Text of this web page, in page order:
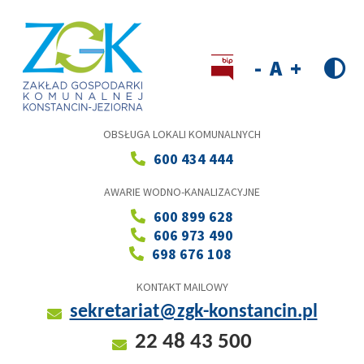
OBSŁUGA LOKALI KOMUNALNYCH
600 434 444
AWARIE WODNO-KANALIZACYJNE
600 899 628
606 973 490
698 676 108
KONTAKT MAILOWY
sekretariat@zgk-konstancin.pl
22 48 43 500
size